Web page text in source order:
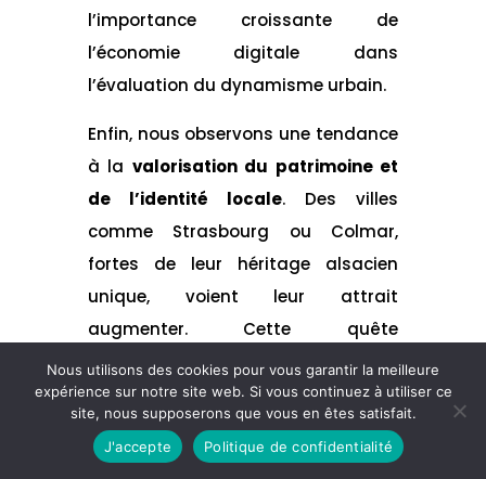
l’importance croissante de
l’économie digitale dans
l’évaluation du dynamisme urbain.
Enfin, nous observons une tendance
à la valorisation du patrimoine et
de l’identité locale. Des villes
comme Strasbourg ou Colmar,
fortes de leur héritage alsacien
unique, voient leur attrait
augmenter. Cette quête
d’authenticité et de racines
culturelles influence de plus en plus
les choix de résidence des Français.
Nous utilisons des cookies pour vous garantir la meilleure
expérience sur notre site web. Si vous continuez à utiliser ce
site, nous supposerons que vous en êtes satisfait.
J'accepte
Politique de confidentialité